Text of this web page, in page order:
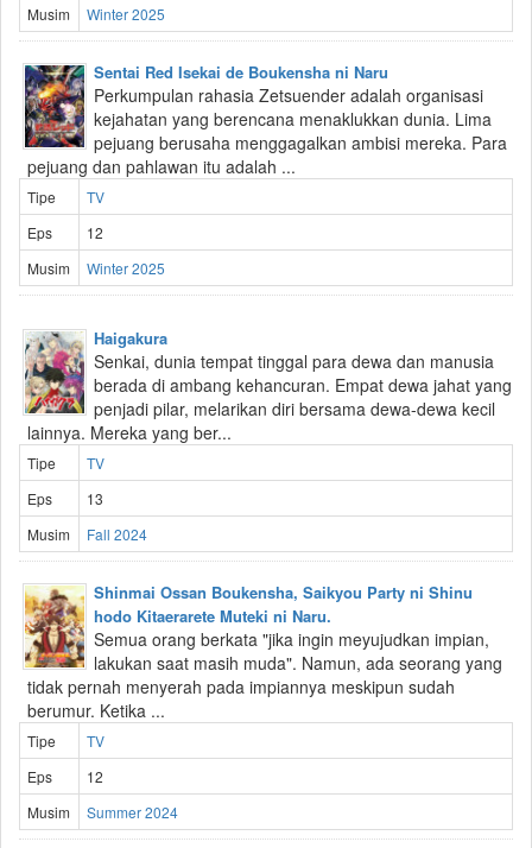
Musim
Winter 2025
Sentai Red Isekai de Boukensha ni Naru
Perkumpulan rahasia Zetsuender adalah organisasi
kejahatan yang berencana menaklukkan dunia. Lima
pejuang berusaha menggagalkan ambisi mereka. Para
pejuang dan pahlawan itu adalah ...
Tipe
TV
Eps
12
Musim
Winter 2025
Haigakura
Senkai, dunia tempat tinggal para dewa dan manusia
berada di ambang kehancuran. Empat dewa jahat yang
penjadi pilar, melarikan diri bersama dewa-dewa kecil
lainnya. Mereka yang ber...
Tipe
TV
Eps
13
Musim
Fall 2024
Shinmai Ossan Boukensha, Saikyou Party ni Shinu
hodo Kitaerarete Muteki ni Naru.
Semua orang berkata "jika ingin meyujudkan impian,
lakukan saat masih muda". Namun, ada seorang yang
tidak pernah menyerah pada impiannya meskipun sudah
berumur. Ketika ...
Tipe
TV
Eps
12
Musim
Summer 2024